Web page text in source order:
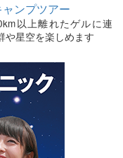
ンプツアー
以上離れたゲルに連
や星空を楽しめます